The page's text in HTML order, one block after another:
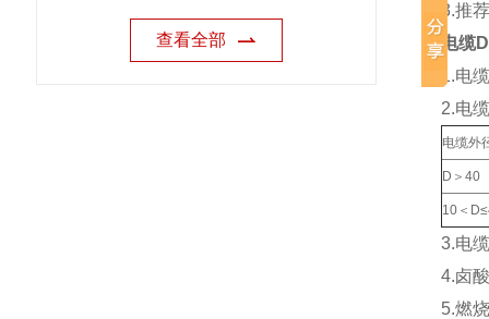
查看全部
3.推
电缆
1.电
2.电
电缆外
D＞40
10＜
3.电
4.卤
5.燃